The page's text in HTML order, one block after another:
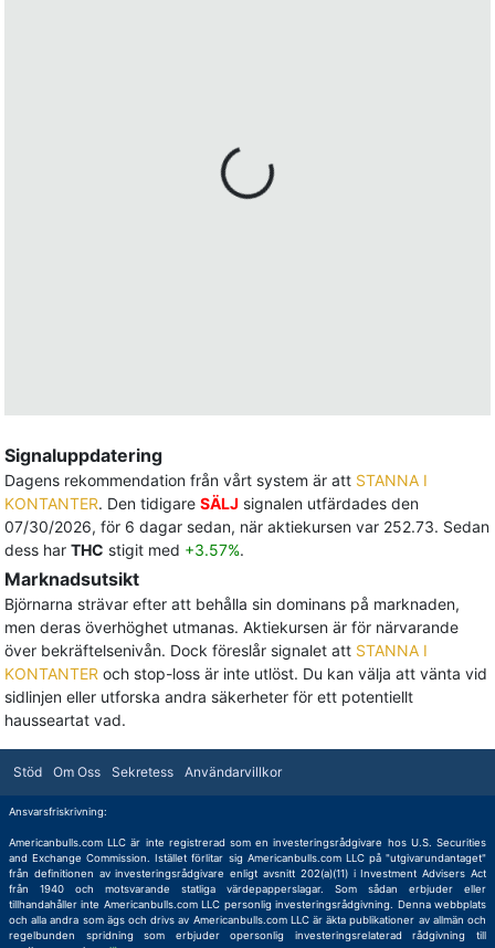
Signaluppdatering
Dagens rekommendation från vårt system är att STANNA I
KONTANTER. Den tidigare SÄLJ signalen utfärdades den
07/30/2026, för 6 dagar sedan, när aktiekursen var 252.73. Sedan
dess har THC stigit med +3.57%.
Marknadsutsikt
Björnarna strävar efter att behålla sin dominans på marknaden,
men deras överhöghet utmanas. Aktiekursen är för närvarande
över bekräftelsenivån. Dock föreslår signalet att STANNA I
KONTANTER och stop-loss är inte utlöst. Du kan välja att vänta vid
sidlinjen eller utforska andra säkerheter för ett potentiellt
hausseartat vad.
Stöd Om Oss Sekretess Användarvillkor
Ansvarsfriskrivning:
Americanbulls.com LLC är inte registrerad som en investeringsrådgivare hos U.S. Securities
and Exchange Commission. Istället förlitar sig Americanbulls.com LLC på "utgivarundantaget"
från definitionen av investeringsrådgivare enligt avsnitt 202(a)(11) i Investment Advisers Act
från 1940 och motsvarande statliga värdepapperslagar. Som sådan erbjuder eller
tillhandahåller inte Americanbulls.com LLC personlig investeringsrådgivning. Denna webbplats
och alla andra som ägs och drivs av Americanbulls.com LLC är äkta publikationer av allmän och
regelbunden spridning som erbjuder opersonlig investeringsrelaterad rådgivning till